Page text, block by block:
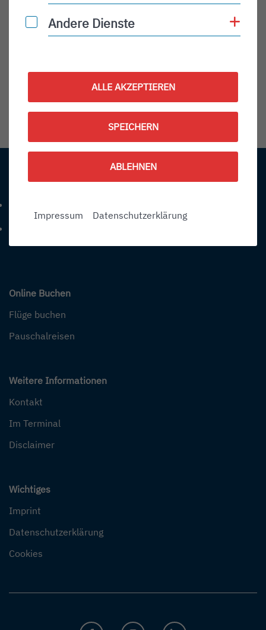
Checkin:
Codeshare:
Kontakt
Telefonnummer: 4 9 0 7 5 4 1 2 8 4 0
Online Buchen
Flüge buchen
Pauschalreisen
Weitere Informationen
Kontakt
Im Terminal
Disclaimer
Wichtiges
Imprint
Datenschutzerklärung
Cookies
Andere Dienste
Andere Dienste
ALLE AKZEPTIEREN
SPEICHERN
ABLEHNEN
Impressum Datenschutzerklärung